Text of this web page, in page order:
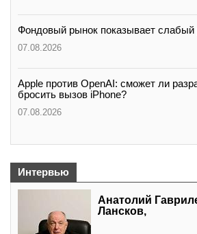
Фондовый рынок показывает слабый
07.08.2026
Apple против OpenAI: сможет ли
бросить вызов iPhone?
07.08.2026
Интервью
Анатолий
Лансков,